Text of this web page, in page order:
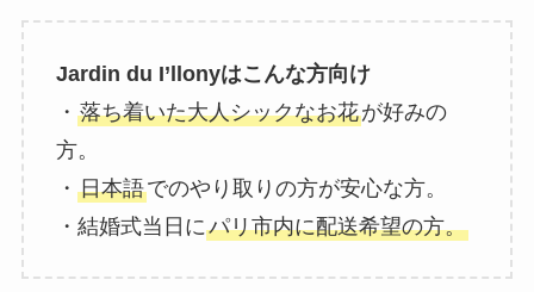
Jardin du I’llonyはこんな方向け
・ 落ち着いた大人シックなお花が好みの
方。
・ 日本語でのやり取りの方が安心な方。
・結婚式当日にパリ市内に配送希望の方。